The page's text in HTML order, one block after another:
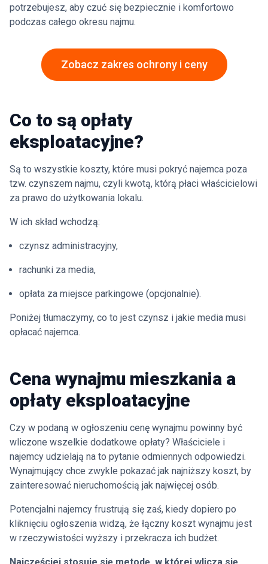
potrzebujesz, aby czuć się bezpiecznie i komfortowo
podczas całego okresu najmu.
Zobacz zakres ochrony i ceny
Co to są opłaty
eksploatacyjne?
Są to wszystkie koszty, które musi pokryć najemca poza
tzw. czynszem najmu, czyli kwotą, którą płaci właścicielowi
za prawo do użytkowania lokalu.
W ich skład wchodzą:
czynsz administracyjny,
rachunki za media,
opłata za miejsce parkingowe (opcjonalnie).
Poniżej tłumaczymy, co to jest czynsz i jakie media musi
opłacać najemca.
Cena wynajmu mieszkania a
opłaty eksploatacyjne
Czy w podaną w ogłoszeniu cenę wynajmu powinny być
wliczone wszelkie dodatkowe opłaty? Właściciele i
najemcy udzielają na to pytanie odmiennych odpowiedzi.
Wynajmujący chce zwykle pokazać jak najniższy koszt, by
zainteresować nieruchomością jak najwięcej osób.
Potencjalni najemcy frustrują się zaś, kiedy dopiero po
kliknięciu ogłoszenia widzą, że łączny koszt wynajmu jest
w rzeczywistości wyższy i przekracza ich budżet.